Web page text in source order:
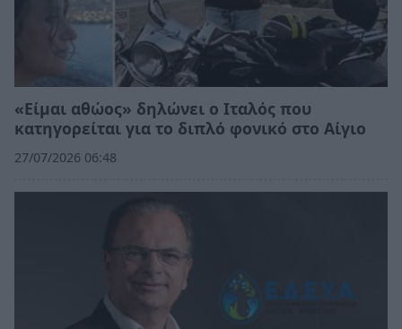
«Είμαι αθώος» δηλώνει ο Ιταλός που
κατηγορείται για το διπλό φονικό στο Αίγιο
27/07/2026 06:48